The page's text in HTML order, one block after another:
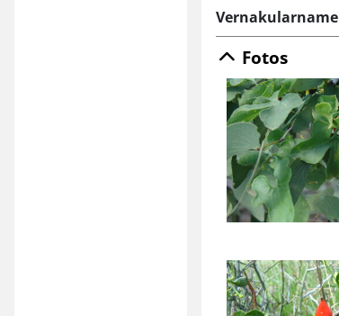
Vernakularname
Fotos